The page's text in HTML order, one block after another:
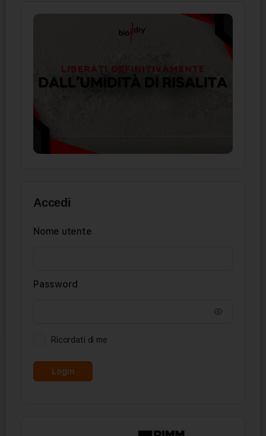
Accedi
Nome utente
Password
Ricordati di me